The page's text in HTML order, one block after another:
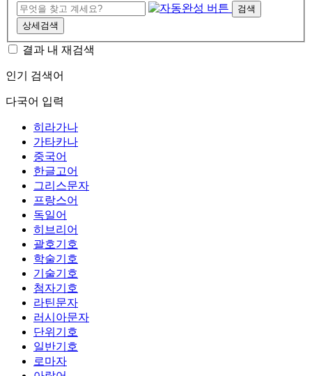
검색
상세검색
결과 내 재검색
인기 검색어
다국어 입력
히라가나
가타카나
중국어
한글고어
그리스문자
프랑스어
독일어
히브리어
괄호기호
학술기호
기술기호
첨자기호
라틴문자
러시아문자
단위기호
일반기호
로마자